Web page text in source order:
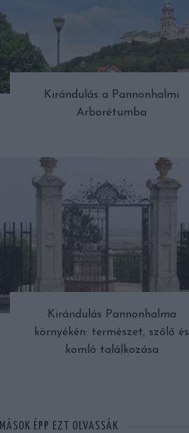
Kirándulás a Pannonhalmi
Arborétumba
Kirándulás Pannonhalma
környékén: természet, szőlő és
komló találkozása
MÁSOK ÉPP EZT OLVASSÁK